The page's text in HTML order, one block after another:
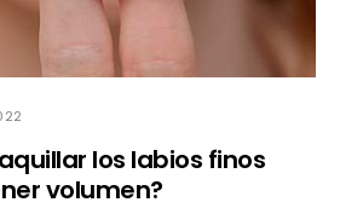
los labios finos
volumen?